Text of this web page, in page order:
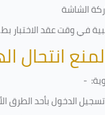
الشاشة
في وقت عقد الاختبار
انتحال
: -
الدخول بأحد الطرق